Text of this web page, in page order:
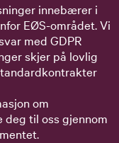
innebærer i
EØS-området. Vi
med GDPR
skjer på lovlig
om
deg til oss gjennom